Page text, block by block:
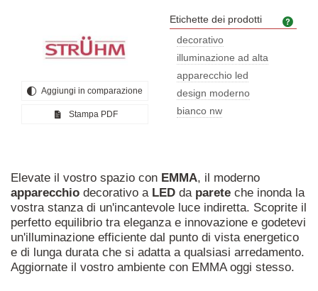
Aggiungi in comparazione
Stampa PDF
Etichette dei prodotti
decorativo
illuminazione ad alta
apparecchio led
design moderno
bianco nw
Elevate il vostro spazio con EMMA, il moderno
apparecchio decorativo a LED da parete che inonda la
vostra stanza di un'incantevole luce indiretta. Scoprite il
perfetto equilibrio tra eleganza e innovazione e godetevi
un'illuminazione efficiente dal punto di vista energetico
e di lunga durata che si adatta a qualsiasi arredamento.
Aggiornate il vostro ambiente con EMMA oggi stesso.